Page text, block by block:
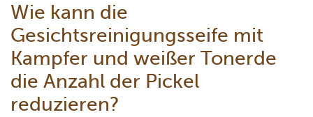
Wie kann die
Gesichtsreinigungsseife mit
Kampfer und weißer Tonerde
die Anzahl der Pickel
reduzieren?